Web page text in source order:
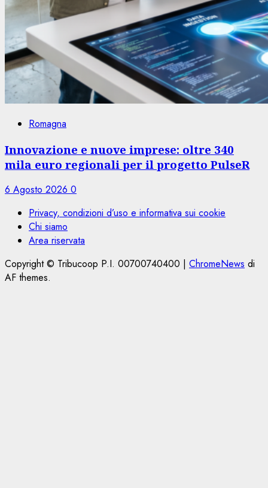
Romagna
Innovazione e nuove imprese: oltre 340
mila euro regionali per il progetto PulseR
6 Agosto 2026 0
Privacy, condizioni d’uso e informativa sui cookie
Chi siamo
Area riservata
Copyright © Tribucoop P.I. 00700740400 | ChromeNews di
AF themes.